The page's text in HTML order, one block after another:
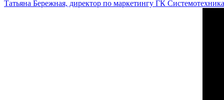
Татьяна Бережная, директор по маркетингу ГК Системотехника